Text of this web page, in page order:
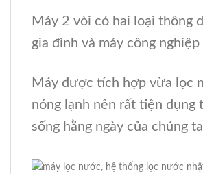
Máy 2 vòi có hai loại thông
gia đình và máy công nghiệp
Máy được tích hợp vừa lọc
nóng lạnh nên rất tiện dụng
sống hằng ngày của chúng ta